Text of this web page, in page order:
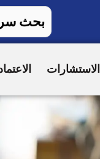
الاستشارات